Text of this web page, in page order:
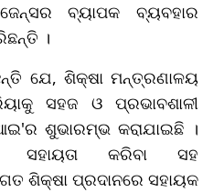
ବ୍ୟାପକ ବ୍ୟବହାର
।
ଯେ, ଶିକ୍ଷା ମନ୍ତ୍ରଣାଳୟ
ସହଜ ଓ ପ୍ରଭାବଶାଳୀ
ଶୁଭାରମ୍ଭ କରାଯାଇଛି ।
ସହାୟତା କରିବା ସହ
ଶିକ୍ଷା ପ୍ରଦାନରେ ସହାୟକ